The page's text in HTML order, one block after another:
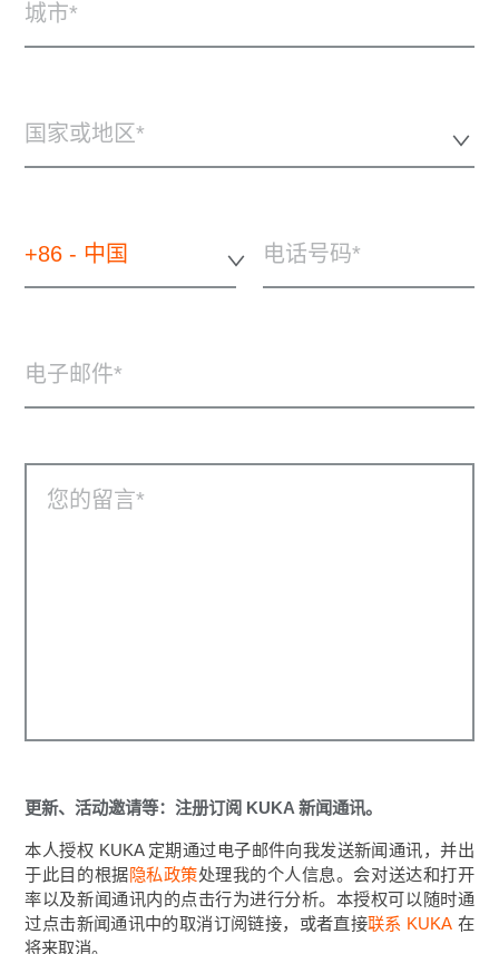
城市
国家或地区*
+86 - 中国 电话号码
电子邮件
您的留言
更新、活动邀请等：注册订阅 KUKA 新闻通讯。
本人授权 KUKA 定期通过电子邮件向我发送新闻通讯，并出
于此目的根据隐私政策处理我的个人信息。会对送达和打开
率以及新闻通讯内的点击行为进行分析。本授权可以随时通
过点击新闻通讯中的取消订阅链接，或者直接联系 KUKA 在
将来取消。